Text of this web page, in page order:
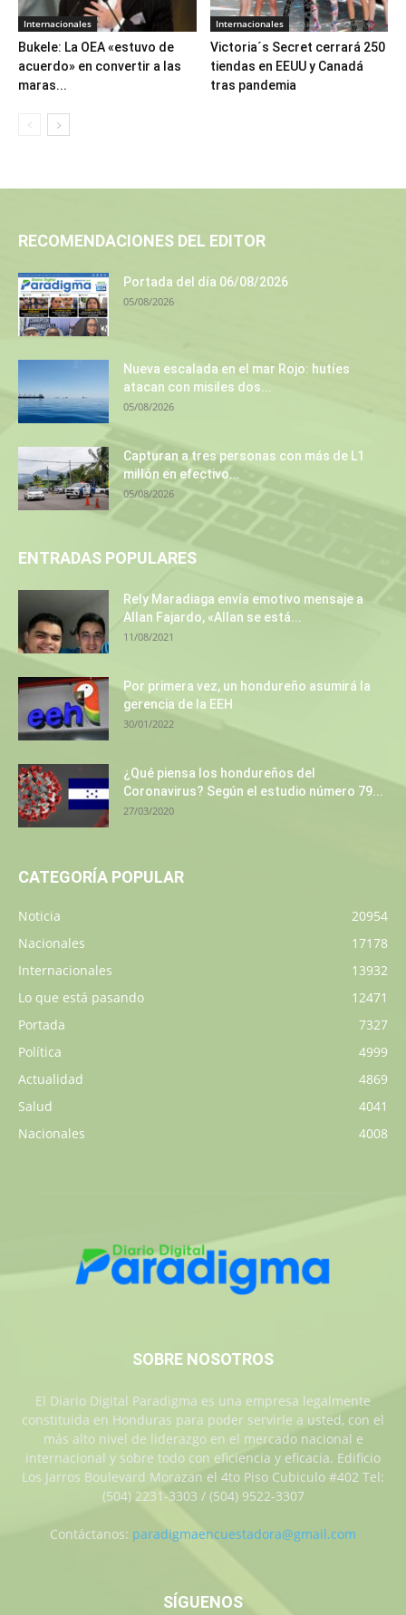
Internacionales
Bukele: La OEA «estuvo de
acuerdo» en convertir a las
maras...
Internacionales
Victoria´s Secret cerrará 250
tiendas en EEUU y Canadá
tras pandemia
RECOMENDACIONES DEL EDITOR
Portada del día 06/08/2026
05/08/2026
Nueva escalada en el mar Rojo: hutíes
atacan con misiles dos...
05/08/2026
Capturan a tres personas con más de L1
millón en efectivo...
05/08/2026
ENTRADAS POPULARES
Rely Maradiaga envía emotivo mensaje a
Allan Fajardo, «Allan se está...
11/08/2021
Por primera vez, un hondureño asumirá la
gerencia de la EEH
30/01/2022
¿Qué piensa los hondureños del
Coronavirus? Según el estudio número 79...
27/03/2020
CATEGORÍA POPULAR
Noticia
20954
Nacionales
17178
Internacionales
13932
Lo que está pasando
12471
Portada
7327
Política
4999
Actualidad
4869
Salud
4041
Nacionales
4008
SOBRE NOSOTROS
El Diario Digital Paradigma es una empresa legalmente
constituida en Honduras para poder servirle a usted, con el
más alto nivel de liderazgo en el mercado nacional e
internacional y sobre todo con eficiencia y eficacia. Edificio
Los Jarros Boulevard Morazan el 4to Piso Cubiculo #402 Tel:
(504) 2231-3303 / (504) 9522-3307
Contáctanos: paradigmaencuestadora@gmail.com
SÍGUENOS